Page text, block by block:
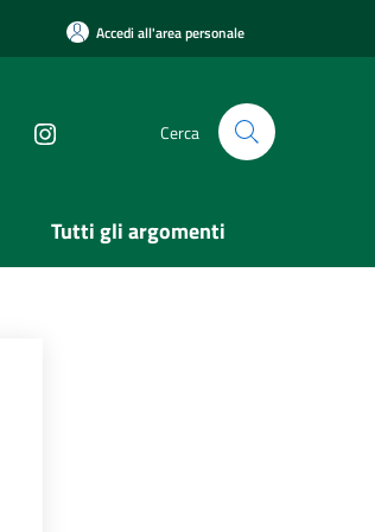
Accedi all'area personale
Cerca
Tutti gli argomenti